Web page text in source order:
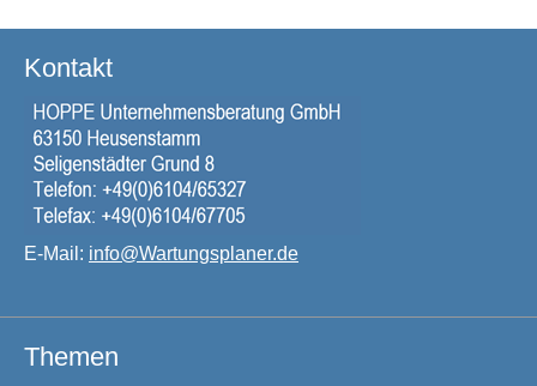
Kontakt
E-Mail: info@Wartungsplaner.de
Themen